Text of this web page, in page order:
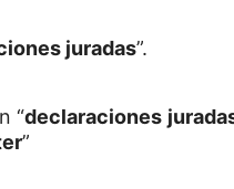
juradas”.
“declaraciones
”